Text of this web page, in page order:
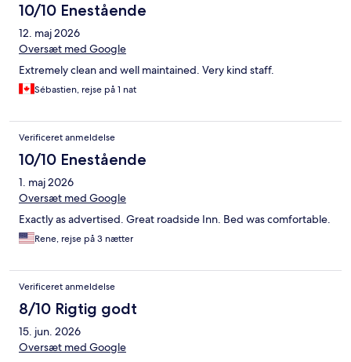
10/10 Enestående
12. maj 2026
Oversæt med Google
Extremely clean and well maintained. Very kind staff.
Sébastien, rejse på 1 nat
Verificeret anmeldelse
10/10 Enestående
1. maj 2026
Oversæt med Google
Exactly as advertised. Great roadside Inn. Bed was comfortable.
Rene, rejse på 3 nætter
Verificeret anmeldelse
8/10 Rigtig godt
15. jun. 2026
Oversæt med Google